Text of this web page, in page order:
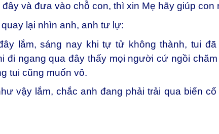
và đưa vào chỗ con, thì xin Mẹ hãy giúp con
lại nhìn anh, anh tư lự:
lắm, sáng nay khi tự tử không thành, tui đã
đi ngang qua đây thấy mọi người cứ ngồi
tui cũng muốn vô.
vậy lắm, chắc anh đang phải trải qua biến cố